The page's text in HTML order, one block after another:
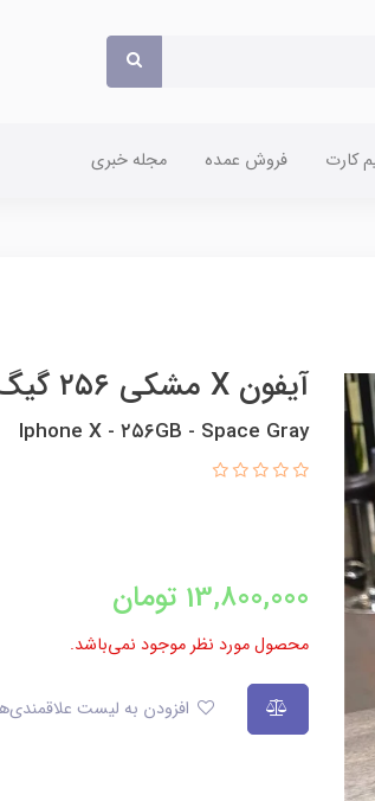
کارت فروش عمده مجله خبری
آیفون X مشکی ۲۵۶ گیگ
Iphone X - ۲۵۶GB - Space Gray
13,800,000 تومان
محصول مورد نظر موجود نمی‌باشد.